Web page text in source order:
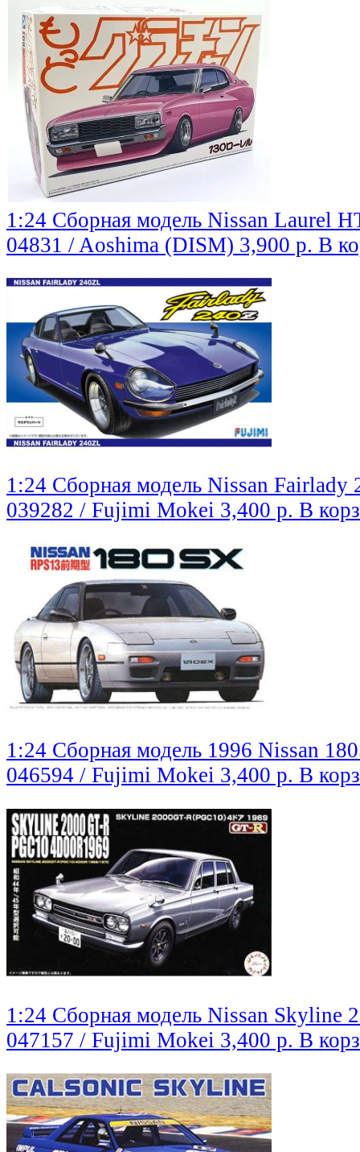
1:24 Сборная модель Nissan Laurel
04831 / Aoshima (DISM) 3,900 р. В
1:24 Сборная модель Nissan Fairlady
039282 / Fujimi Mokei 3,400 р. В
1:24 Сборная модель 1996 Nissan
046594 / Fujimi Mokei 3,400 р. В
1:24 Сборная модель Nissan Skyline
047157 / Fujimi Mokei 3,400 р. В